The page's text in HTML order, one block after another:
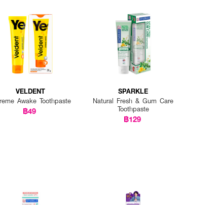
VELDENT
Awake Toothpaste
฿49
SPARKLE
Natural Fresh & Gum Care
Toothpaste
฿129